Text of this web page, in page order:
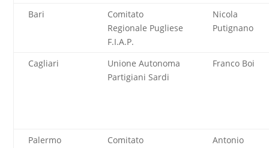
Bari
Comitato
Regionale Pugliese
F.I.A.P.
Nicola
Putignano
Cagliari
Unione Autonoma
Partigiani Sardi
Franco Boi
Palermo
Comitato
Antonio